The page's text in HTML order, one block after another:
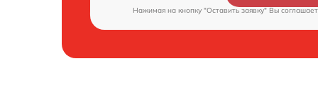
Нажимая на кнопку "Оставить заявку" Вы